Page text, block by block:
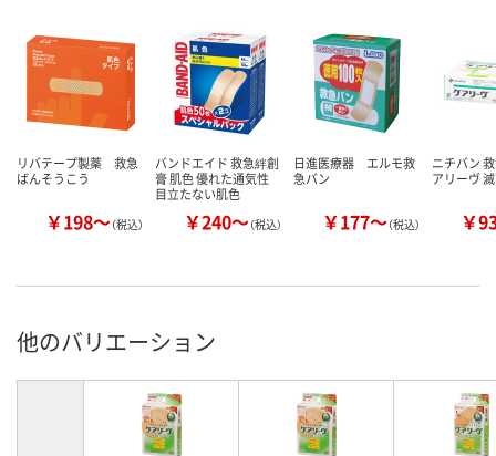
リバテープ製薬 救急
ばんそうこう
￥198～（税込）
バンドエイド 救急絆創
膏 肌色 優れた通気性
目立たない肌色
￥240～（税込）
日進医療器 エルモ救
急バン
￥177～（税込）
ニチバン
アリーヴ
￥
他のバリエーション